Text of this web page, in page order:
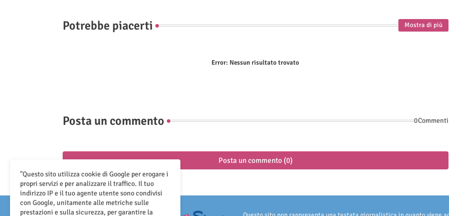
Potrebbe piacerti Mostra di più
Error: Nessun risultato trovato
Posta un commento 0Commenti
Posta un commento (0)
"Questo sito utilizza cookie di Google per erogare i
propri servizi e per analizzare il traffico. Il tuo
indirizzo IP e il tuo agente utente sono condivisi
con Google, unitamente alle metriche sulle
prestazioni e sulla sicurezza, per garantire la